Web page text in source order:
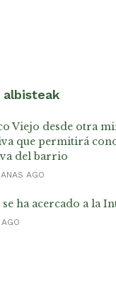
Viejo desde otra
que permitirá
del barrio
AGO
se ha acercado a la